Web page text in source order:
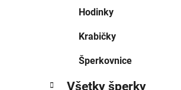
Hodinky
Krabičky
Šperkovnice
Všetky šperky